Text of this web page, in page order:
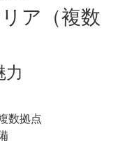
ア（複数
力
数拠点